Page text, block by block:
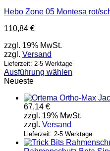
Hebo Zone 05 Montesa rot/
110,84 €
zzgl. 19% MwSt.
zzgl. Versand
Lieferzeit: 2-5 Werktage
Ausführung wählen
Dieses
weist
mehrere
Varianten
Optionen
Neueste
67,14 €
zzgl. 19% MwSt.
zzgl. Versand
Lieferzeit: 2-5 Werktage